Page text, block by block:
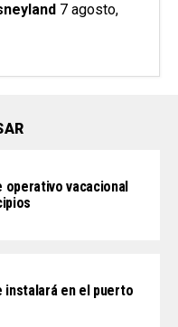
7 agosto,
vacacional
instalará en el puerto